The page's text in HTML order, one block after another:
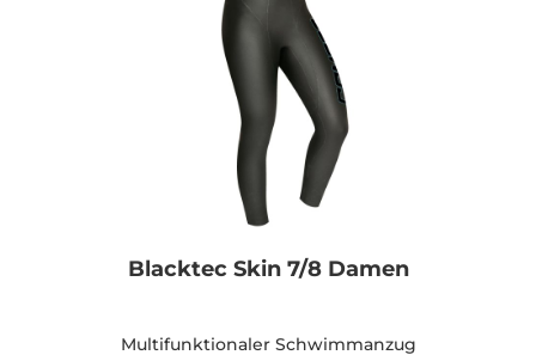
Blacktec Skin 7/8 Damen
Multifunktionaler Schwimmanzug